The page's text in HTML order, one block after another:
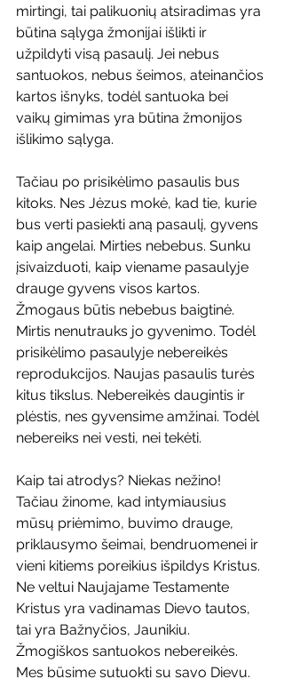
mirtingi, tai palikuonių atsiradimas yra
būtina sąlyga žmonijai išlikti ir
užpildyti visą pasaulį. Jei nebus
santuokos, nebus šeimos, ateinančios
kartos išnyks, todėl santuoka bei
vaikų gimimas yra būtina žmonijos
išlikimo sąlyga.
Tačiau po prisikėlimo pasaulis bus
kitoks. Nes Jėzus mokė, kad tie, kurie
bus verti pasiekti aną pasaulį, gyvens
kaip angelai. Mirties nebebus. Sunku
įsivaizduoti, kaip viename pasaulyje
drauge gyvens visos kartos.
Žmogaus būtis nebebus baigtinė.
Mirtis nenutrauks jo gyvenimo. Todėl
prisikėlimo pasaulyje nebereikės
reprodukcijos. Naujas pasaulis turės
kitus tikslus. Nebereikės daugintis ir
plėstis, nes gyvensime amžinai. Todėl
nebereiks nei vesti, nei tekėti.
Kaip tai atrodys? Niekas nežino!
Tačiau žinome, kad intymiausius
mūsų priėmimo, buvimo drauge,
priklausymo šeimai, bendruomenei ir
vieni kitiems poreikius išpildys Kristus.
Ne veltui Naujajame Testamente
Kristus yra vadinamas Dievo tautos,
tai yra Bažnyčios, Jaunikiu.
Žmogiškos santuokos nebereikės.
Mes būsime sutuokti su savo Dievu.